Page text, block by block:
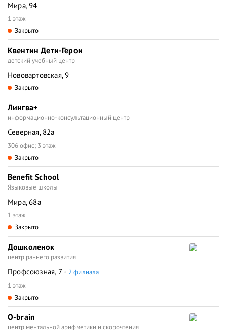
Мира, 94
1 этаж
Закрыто
Квентин Дети-Герои
детский учебный центр
Нововартовская, 9
Закрыто
Лингва+
информационно-консультационный центр
Северная, 82а
306 офис; 3 этаж
Закрыто
Benefit School
Языковые школы
Мира, 68а
1 этаж
Закрыто
Дошколенок
центр раннего развития
Профсоюзная, 7
2 филиала
1 этаж
Закрыто
О-brain
центр ментальной арифметики и скорочтения